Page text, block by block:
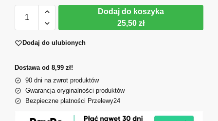
Dodaj do koszyka
25,50 zł
Dodaj do ulubionych
Dostawa od 8,99 zł!
90 dni na zwrot produktów
Gwarancja oryginalności produktów
Bezpieczne płatności Przelewy24